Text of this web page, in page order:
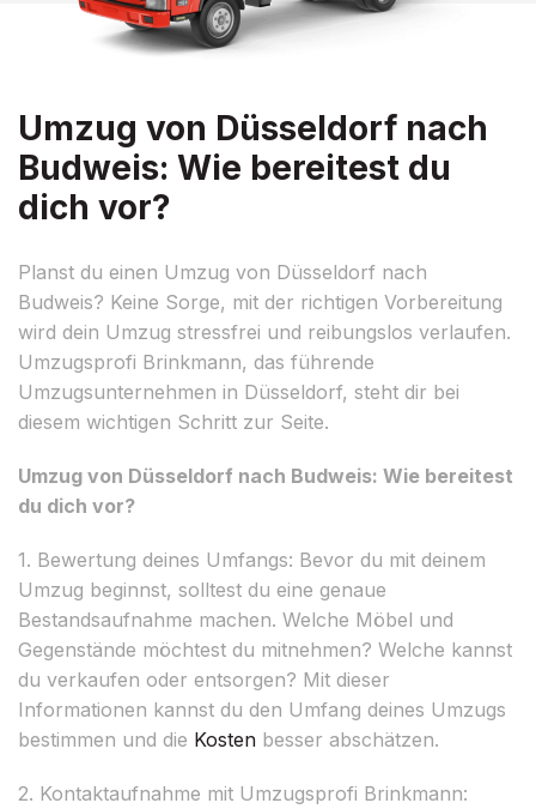
Umzug von Düsseldorf nach
Budweis: Wie bereitest du
dich vor?
Planst du einen Umzug von Düsseldorf nach
Budweis? Keine Sorge, mit der richtigen Vorbereitung
wird dein Umzug stressfrei und reibungslos verlaufen.
Umzugsprofi Brinkmann, das führende
Umzugsunternehmen in Düsseldorf, steht dir bei
diesem wichtigen Schritt zur Seite.
Umzug von Düsseldorf nach Budweis: Wie bereitest
du dich vor?
1. Bewertung deines Umfangs: Bevor du mit deinem
Umzug beginnst, solltest du eine genaue
Bestandsaufnahme machen. Welche Möbel und
Gegenstände möchtest du mitnehmen? Welche kannst
du verkaufen oder entsorgen? Mit dieser
Informationen kannst du den Umfang deines Umzugs
bestimmen und die Kosten besser abschätzen.
2. Kontaktaufnahme mit Umzugsprofi Brinkmann: